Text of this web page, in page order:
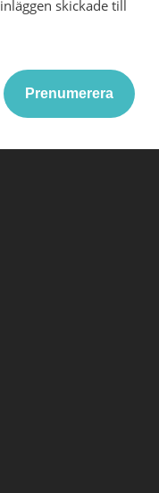
skickade till
Prenumerera